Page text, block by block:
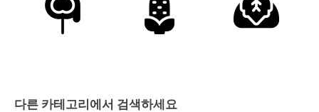
다른 카테고리에서 검색하세요